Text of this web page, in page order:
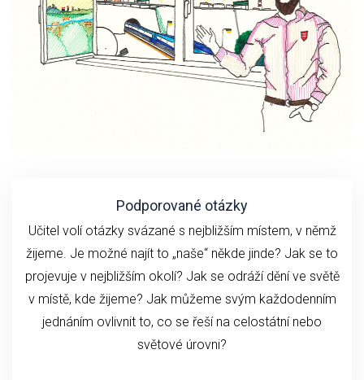
Podporované otázky
Učitel volí otázky svázané s nejbližším místem, v němž
žijeme. Je možné najít to „naše“ někde jinde? Jak se to
projevuje v nejbližším okolí? Jak se odráží dění ve světě
v místě, kde žijeme? Jak můžeme svým každodenním
jednáním ovlivnit to, co se řeší na celostátní nebo
světové úrovni?